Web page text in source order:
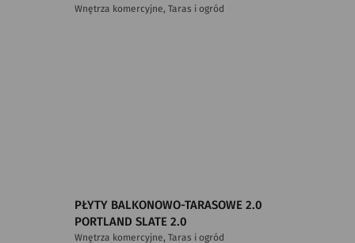
Wnętrza komercyjne, Taras i ogród
PŁYTY BALKONOWO-TARASOWE 2.0
PORTLAND SLATE 2.0
Wnętrza komercyjne, Taras i ogród